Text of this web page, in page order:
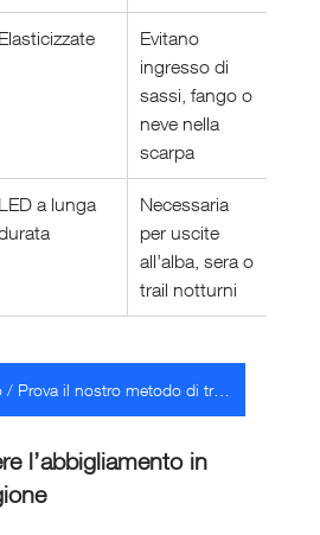
Elasticizzate
Evitano
ingresso di
sassi, fango o
neve nella
scarpa
LED a lunga
Necessaria
per uscite
all’alba, sera o
trail notturni
Un trail da sogno / Prova il nostro metodo di training
l’abbigliamento in